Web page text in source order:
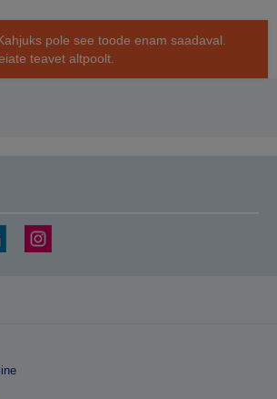
pole see toode enam saadaval.
teavet altpoolt.